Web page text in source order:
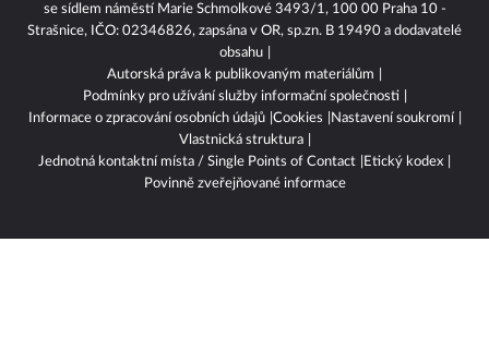
se sídlem náměstí Marie Schmolkové 3493/1, 100 00 Praha 10 -
Strašnice, IČO: 02346826, zapsána v OR, sp.zn. B 19490 a dodavatelé
obsahu
Autorská práva k publikovaným materiálům
Podmínky pro užívání služby informační společnosti
Informace o zpracování osobních údajů Cookies
Nastavení soukromí
Vlastnická struktura
Jednotná kontaktní místa / Single Points of Contact
Etický kodex
Povinně zveřejňované informace